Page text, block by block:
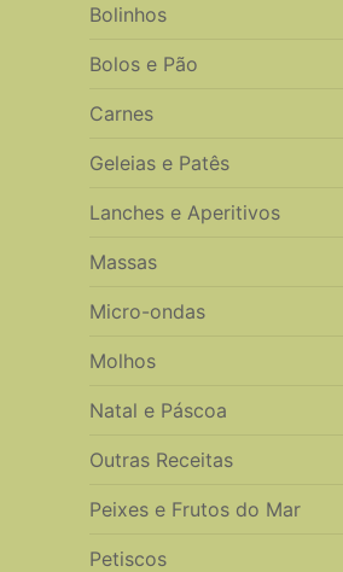
Bolinhos
Bolos e Pão
Carnes
Geleias e Patês
Lanches e Aperitivos
Massas
Micro-ondas
Molhos
Natal e Páscoa
Outras Receitas
Peixes e Frutos do Mar
Petiscos